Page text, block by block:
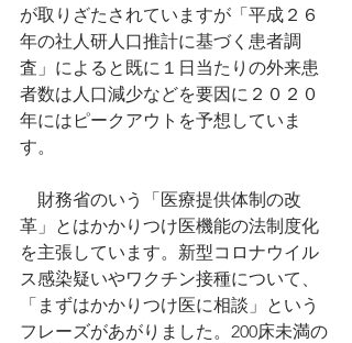
が取りざたされていますが「平成２６
年の社人研人口推計に基づく患者調
査」によると既に１日当たりの外来患
者数は人口減少などを要因に２０２０
年にはピークアウトを予想していま
す。
財務省のいう「医療提供体制の改
革」とはかかりつけ医機能の法制度化
を主張しています。新型コロナウイル
ス感染疑いやワクチン接種について、
「まずはかかりつけ医に相談」という
フレーズがあがりました。200床未満の